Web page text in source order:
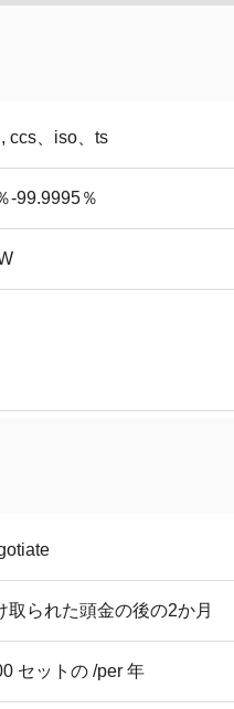
ccs、iso、ts
-99.9995％
取られた頭金の後の2か月
セットの /per 年